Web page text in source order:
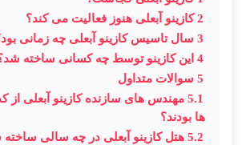
2 کازینو آبعلی هنوز فعالیت می کند؟
3 سال تاسیس کازینو آبعلی چه زمانی
4 این کازینو توسط چه کسانی ساخته
5 سوالات متداول
5.1 مهندس های سازنده کازینو آبعلی از
ها بودند؟
5.2 هتل کازینو آبعلی در چه سالی